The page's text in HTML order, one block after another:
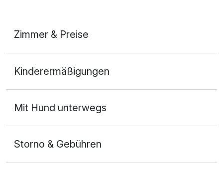
Zimmer & Preise
2 Erwachsene
Kinderermäßigungen
Mit Hund unterwegs
Storno & Gebühren